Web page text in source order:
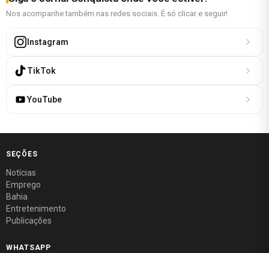
Nos acompanhe também nas redes sociais. É só clicar e seguir!
Instagram
TikTok
YouTube
SEÇÕES
Notícias
Emprego
Bahia
Entretenimento
Publicações
WHATSAPP